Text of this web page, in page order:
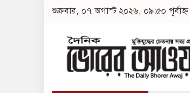
শুক্রবার, ০৭ অগাস্ট ২০২৬, ০৯:৫০ পূর্বাহ্ন